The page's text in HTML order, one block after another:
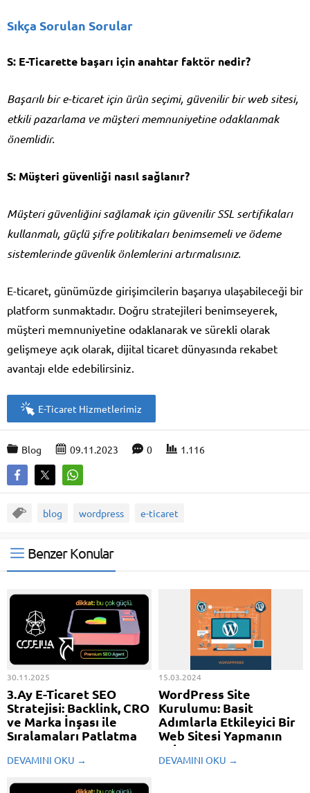
Sıkça Sorulan Sorular
S: E-Ticarette başarı için anahtar faktör nedir?
Başarılı bir e-ticaret için ürün seçimi, güvenilir bir web sitesi,
etkili pazarlama ve müşteri memnuniyetine odaklanmak
önemlidir.
S: Müşteri güvenliği nasıl sağlanır?
Müşteri güvenliğini sağlamak için güvenilir SSL sertifikaları
kullanmalı, güçlü şifre politikaları benimsemeli ve ödeme
sistemlerinde güvenlik önlemlerini artırmalısınız.
E-ticaret, günümüzde girişimcilerin başarıya ulaşabileceği bir
platform sunmaktadır. Doğru stratejileri benimseyerek,
müşteri memnuniyetine odaklanarak ve sürekli olarak
gelişmeye açık olarak, dijital ticaret dünyasında rekabet
avantajı elde edebilirsiniz.
E-Ticaret Hizmetlerimiz
Blog 09.11.2023 0 1.116
blog wordpress e-ticaret
Benzer Konular
30.11.2025
3.Ay E-Ticaret SEO
Stratejisi: Backlink, CRO
ve Marka İnşası ile
Sıralamaları Patlatma
Backlink, CRO ve Marka İnşası ile
Sıralamaları Patlatma 3. ay, SEO
DEVAMINI OKU →
15.03.2024
WordPress Site
Kurulumu: Basit
Adımlarla Etkileyici Bir
Web Sitesi Yapmanın
Yolu
WordPress site kurulumu,
DEVAMINI OKU →